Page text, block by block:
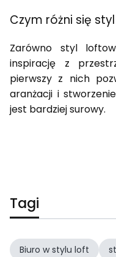
Czym różni się
Zarówno styl
inspirację z
pierwszy z nich
aranżacji i
jest bardziej surowy.
Tagi
Biuro w stylu loft